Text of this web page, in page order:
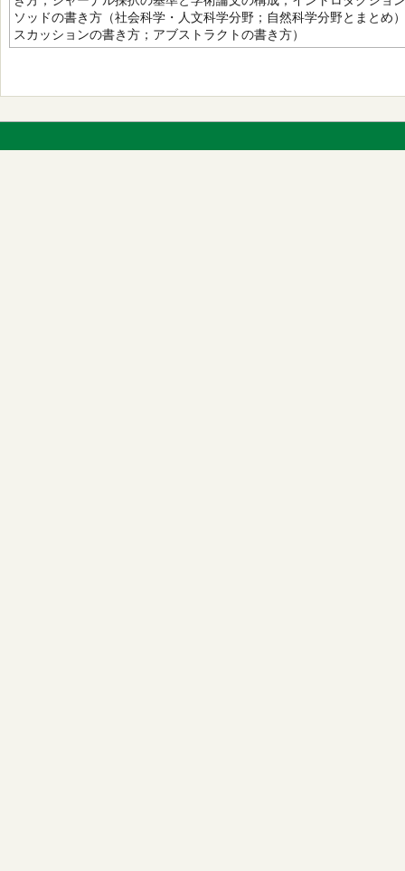
ソッドの書き方（社会科学・人文科学分野；自然科学分野とまとめ
スカッションの書き方；アブストラクトの書き方）